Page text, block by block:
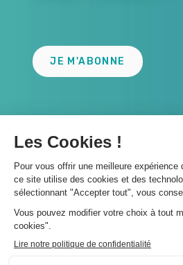
JE M'ABONNE
A propos 👇